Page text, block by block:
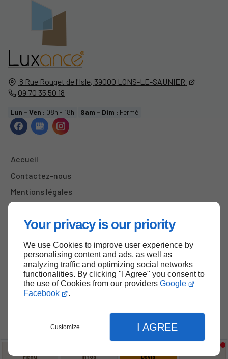
Your privacy is our priority
We use Cookies to improve user experience by
personalising content and ads, as well as
analyzing traffic and optimizing social networks
functionalities. By clicking "I Agree" you consent to
the use of Cookies from our providers Google
Facebook
.
Customize I AGREE
Menu Infos Devis
8 Rue Rouget de l'Isle, 39000 LONS-LE-SAUNIER
09 70 35 50 18
Lun - Ven : 08h - 18h Sam - Dim : Fermé
Accueil
Contactez-nous
Mentions légales
Haut de page